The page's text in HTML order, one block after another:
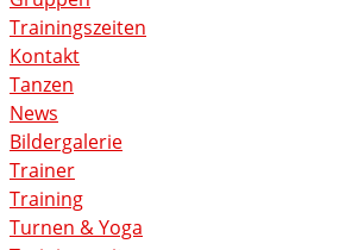
Trainingszeiten
Kontakt
Tanzen
News
Bildergalerie
Trainer
Training
Turnen & Yoga